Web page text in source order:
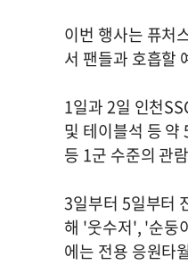
이번 행사는 퓨처
서 팬들과 호흡할
1일과 2일 인천
및 테이블석 등
등 1군 수준의 관
3일부터 5일부터
해 '웃수저', '순둥
에는 전용 응원타